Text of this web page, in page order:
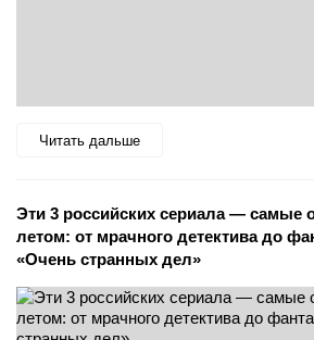
Читать дальше
Эти 3 российских сериала — самые
летом: от мрачного детектива до
«Очень странных дел»